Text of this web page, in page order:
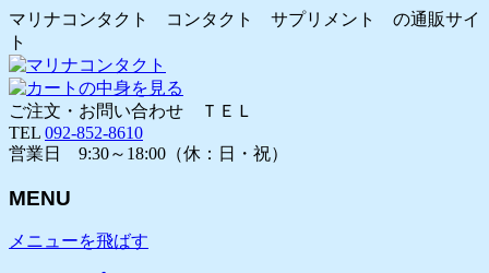
マリナコンタクト コンタクト サプリメント の通販サイ
ト
ご注文・お問い合わせ ＴＥＬ
TEL 092-852-8610
営業日 9:30～18:00（休：日・祝）
MENU
メニューを飛ばす